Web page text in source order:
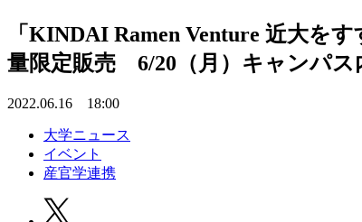
「KINDAI Ramen Venture 近大
量限定販売 6/20（月）キャンパス
2022.06.16 18:00
大学ニュース
イベント
産官学連携